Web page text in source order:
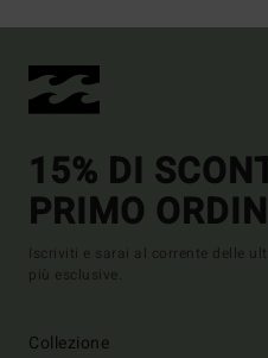
15% DI
PRIMO
Iscriviti e sarai al corrente delle
più esclusive.
Collezione